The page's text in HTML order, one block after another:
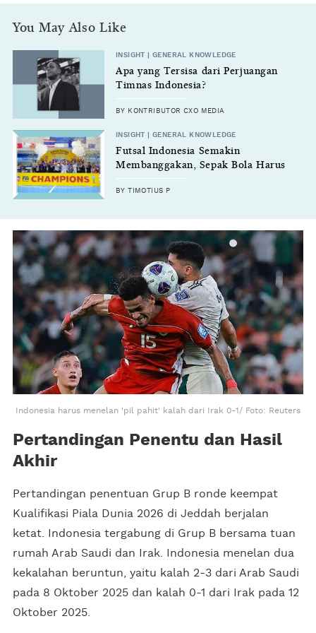
You May Also Like
INSIGHT | GENERAL KNOWLEDGE
Apa yang Tersisa dari Perjuangan
Timnas Indonesia?
BY KONTRIBUTOR CXO MEDIA
INSIGHT | GENERAL KNOWLEDGE
Futsal Indonesia Semakin
Membanggakan, Sepak Bola Harus
Mengikutinya
BY TIMOTIUS P
Indonesia harus menelan 'pil pahit' kalah dari Irak 0-1/ Foto: Reuters
Pertandingan Penentu dan Hasil
Akhir
Pertandingan penentuan Grup B ronde keempat
Kualifikasi Piala Dunia 2026 di Jeddah berjalan
ketat. Indonesia tergabung di Grup B bersama tuan
rumah Arab Saudi dan Irak. Indonesia menelan dua
kekalahan beruntun, yaitu kalah 2-3 dari Arab Saudi
pada 8 Oktober 2025 dan kalah 0-1 dari Irak pada 12
Oktober 2025.